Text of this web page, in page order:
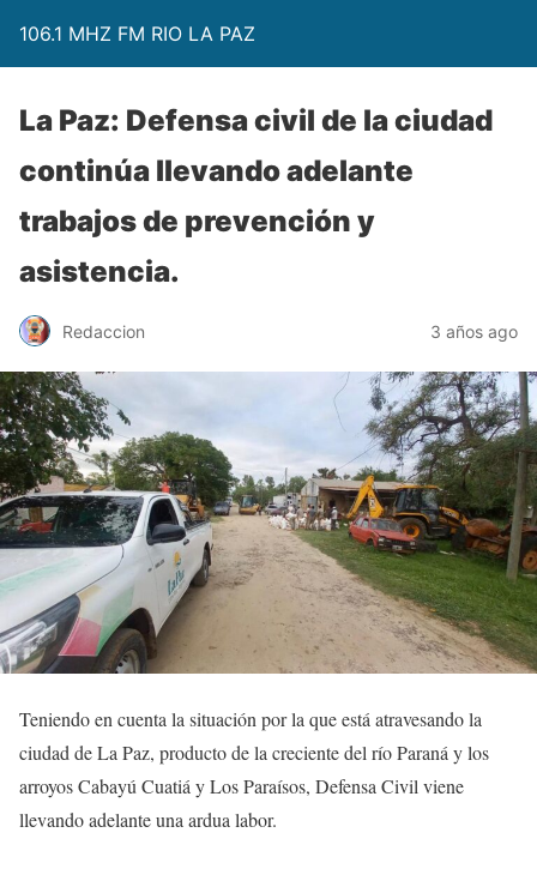
106.1 MHZ FM RIO LA PAZ
La Paz: Defensa civil de la ciudad
continúa llevando adelante
trabajos de prevención y
asistencia.
Redaccion 3 años ago
Teniendo en cuenta la situación por la que está atravesando la
ciudad de La Paz, producto de la creciente del río Paraná y los
arroyos Cabayú Cuatiá y Los Paraísos, Defensa Civil viene
llevando adelante una ardua labor.